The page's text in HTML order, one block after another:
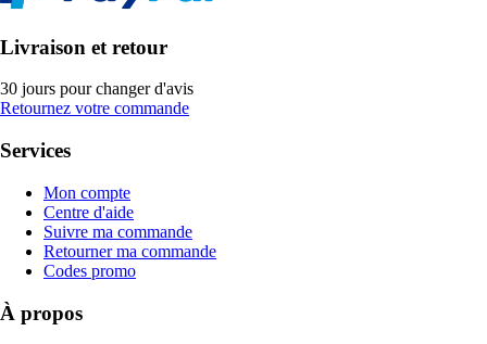
Livraison et retour
30 jours pour changer d'avis
Retournez votre commande
Services
Mon compte
Centre d'aide
Suivre ma commande
Retourner ma commande
Codes promo
À propos